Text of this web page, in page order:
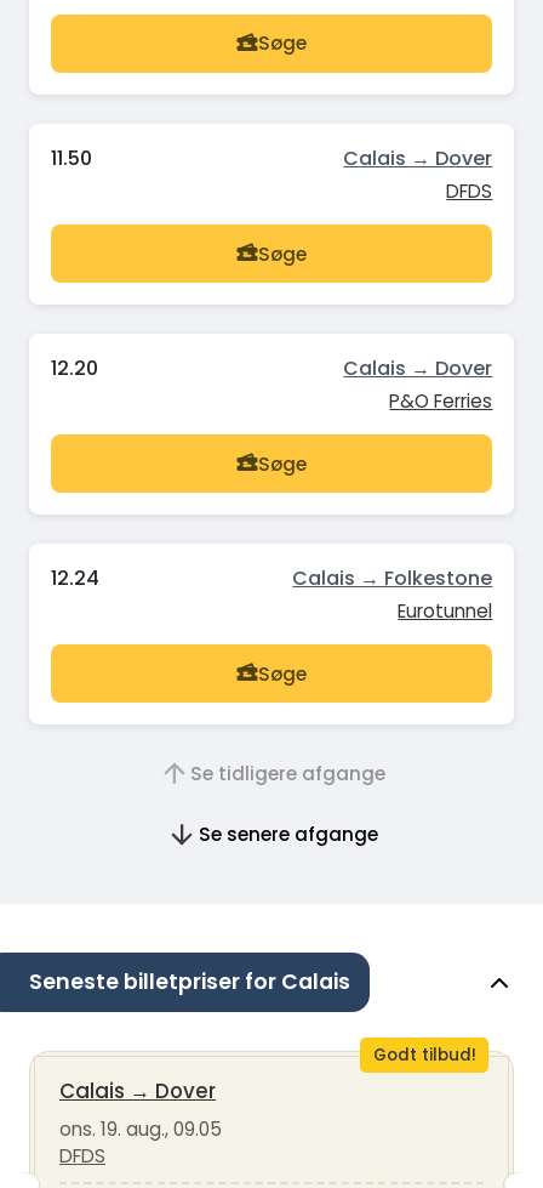
Søge
11.50 Calais → Dover
DFDS
Søge
12.20 Calais → Dover
P&O Ferries
Søge
12.24 Calais → Folkestone
Eurotunnel
Søge
Se tidligere afgange
Se senere afgange
Seneste billetpriser for Calais
Godt tilbud!
Calais → Dover
ons. 19. aug., 09.05
DFDS